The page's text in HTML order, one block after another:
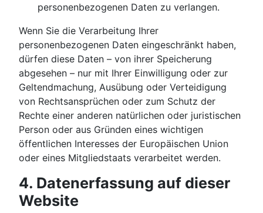
personenbezogenen Daten zu verlangen.
Wenn Sie die Verarbeitung Ihrer
personenbezogenen Daten eingeschränkt haben,
dürfen diese Daten – von ihrer Speicherung
abgesehen – nur mit Ihrer Einwilligung oder zur
Geltendmachung, Ausübung oder Verteidigung
von Rechtsansprüchen oder zum Schutz der
Rechte einer anderen natürlichen oder juristischen
Person oder aus Gründen eines wichtigen
öffentlichen Interesses der Europäischen Union
oder eines Mitgliedstaats verarbeitet werden.
4. Datenerfassung auf dieser
Website